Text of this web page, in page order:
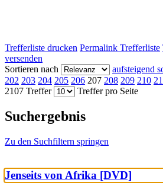
Trefferliste drucken Permalink Trefferliste
versenden
Sortieren nach
aufsteigend
202 203 204 205 206 207 208 209 210
2107 Treffer
Treffer pro Seite
Suchergebnis
Zu den Suchfiltern springen
Jenseits von Afrika [DVD]